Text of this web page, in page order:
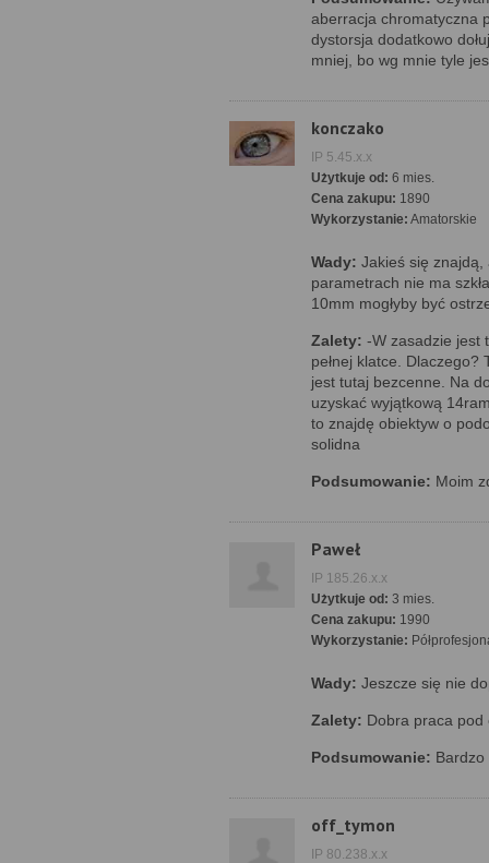
aberracja chromatyczna
dystorsja dodatkowo
mniej, bo wg mnie tyle
konczako
IP 5.45.x.x
Użytkuje od: 6 mies.
Cena zakupu: 1890
Wykorzystanie: Amatorskie
Wady: Jakieś się znajdą,
parametrach nie ma
10mm mogłyby być
Zalety: -W zasadzie jest
pełnej klatce. Dlaczego?
jest tutaj bezcenne. Na
uzyskać wyjątkową
to znajdę obiektyw o
solidna
Podsumowanie: Moim
Paweł
IP 185.26.x.x
Użytkuje od: 3 mies.
Cena zakupu: 1990
Wykorzystanie:
Wady: Jeszcze się nie
Zalety: Dobra praca pod
Podsumowanie:
off_tymon
IP 80.238.x.x